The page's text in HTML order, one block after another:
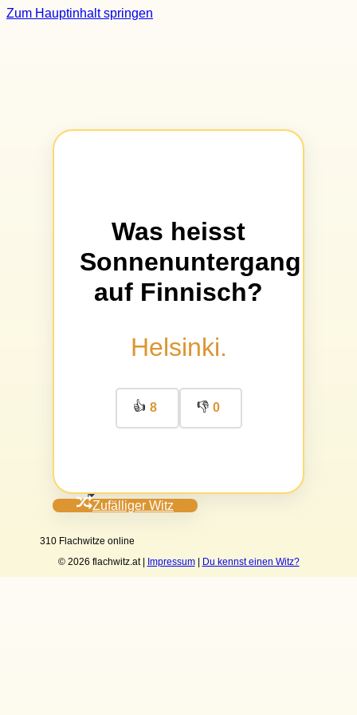
Zum Hauptinhalt springen
Was heisst
Sonnenuntergang
auf Finnisch?
Helsinki.
👍 8 👎 0
Zufälliger Witz
310 Flachwitze online
© 2026 flachwitz.at | Impressum| Du kennst einen Witz?